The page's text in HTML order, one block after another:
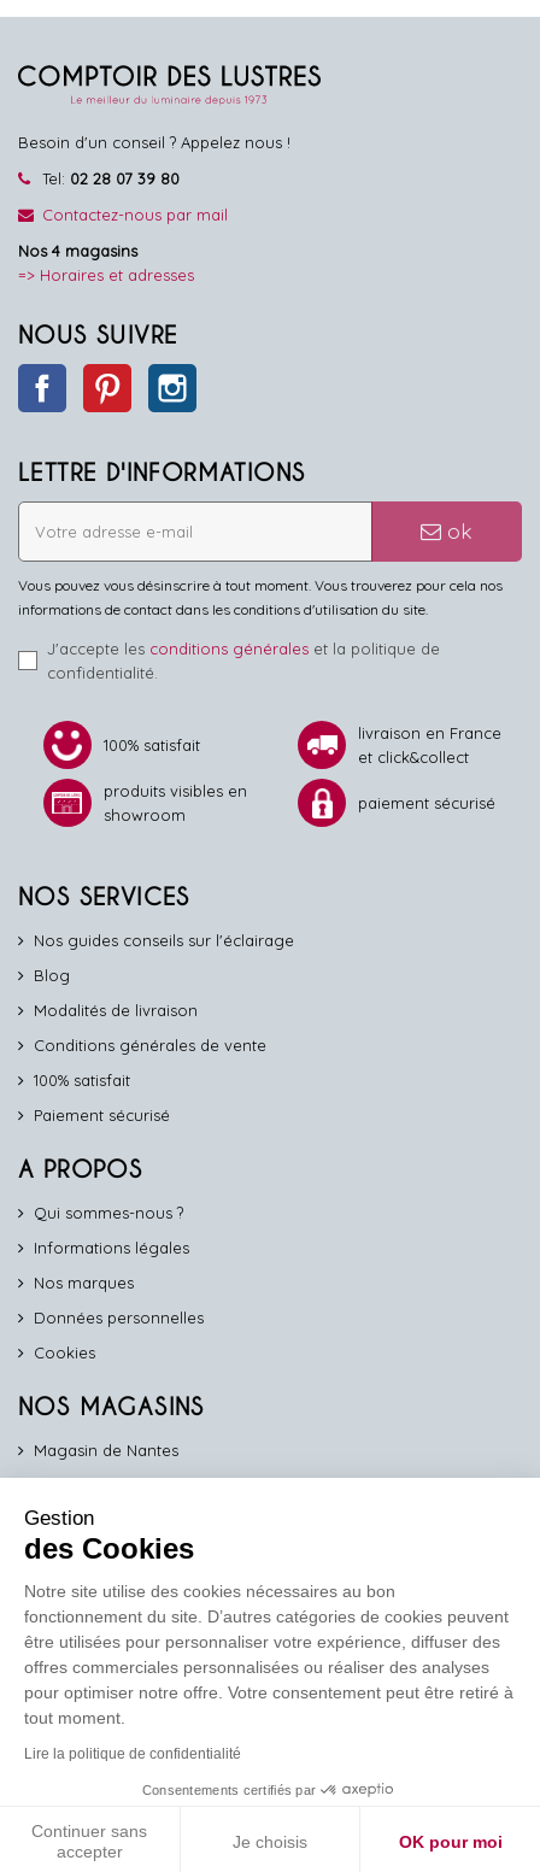
Besoin d'un conseil ? Appelez nous !
Tel: 02 28 07 39 80
Contactez-nous par mail
Nos 4 magasins
=> Horaires et adresses
NOUS SUIVRE
Facebook Pinterest
LETTRE D'INFORMATIONS
ok
Vous pouvez vous désinscrire à tout moment. Vous trouverez pour cela nos
informations de contact dans les conditions d'utilisation du site.
J'accepte les conditions générales et la politique de
confidentialité.
100% satisfait
livraison en France
et click&collect
produits visibles en
showroom
paiement sécurisé
NOS SERVICES
Nos guides conseils sur l'éclairage
Blog
Modalités de livraison
Conditions générales de vente
100% satisfait
Paiement sécurisé
A PROPOS
Qui sommes-nous ?
Informations légales
Nos marques
Données personnelles
Cookies
NOS MAGASINS
Magasin de Nantes
Magasin de Vannes
Magasin d'Orléans
COMPTOIR PRO
work
Comptoir des Lustres vous propose ses services dédiés aux
Réalisation de site
Gestion
des Cookies
Notre site utilise des cookies nécessaires au bon
fonctionnement du site. D’autres catégories de cookies peuvent
être utilisées pour personnaliser votre expérience, diffuser des
offres commerciales personnalisées ou réaliser des analyses
pour optimiser notre offre. Votre consentement peut être retiré à
tout moment.
Lire la politique de confidentialité
Consentements certifiés par
Continuer sans
accepter
Je choisis OK pour moi